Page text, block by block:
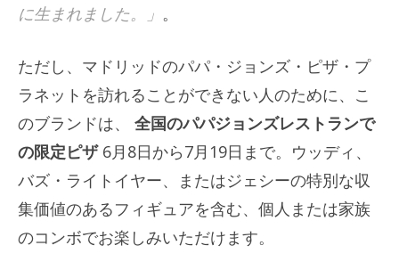
に生まれました。」 。
ただし、マドリッドのパパ・ジョンズ・ピザ・プ
ラネットを訪れることができない人のために、こ
のブランドは、 全国のパパジョンズレストランで
の限定ピザ6月8日から7月19日まで。ウッディ、
バズ・ライトイヤー、またはジェシーの特別な収
集価値のあるフィギュアを含む、個人または家族
のコンボでお楽しみいただけます。